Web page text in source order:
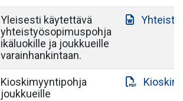
Yleisesti käytettävä
yhteistyösopimuspohja
ikäluokille ja joukkueille
varainhankintaan.
Kioskimyyntipohja
joukkueille